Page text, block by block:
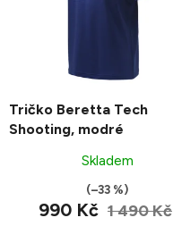
Tričko Beretta Tech
Shooting, modré
Skladem
990 Kč 1 490 Kč
(–33 %)